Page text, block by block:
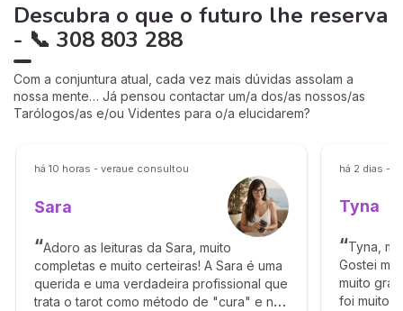
Descubra o que o futuro lhe reserva
- 📞 308 803 288
Com a conjuntura atual, cada vez mais dúvidas assolam a
nossa mente… Já pensou contactar um/a dos/as nossos/as
Tarólogos/as e/ou Videntes para o/a elucidarem?
há 10 horas - veraue consultou
Sara
Adoro as leituras da Sara, muito
completas e muito certeiras! A Sara é uma
querida e uma verdadeira profissional que
trata o tarot como método de "cura" e não
há 2 dias -
Tyna
Tyna,
Gostei
muito
foi muito